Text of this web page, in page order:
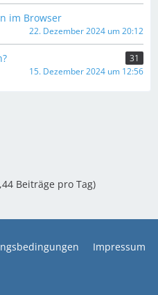
im Browser
22. Dezember 2024 um 20:12
31
15. Dezember 2024 um 12:56
Beiträge pro Tag)
Impressum